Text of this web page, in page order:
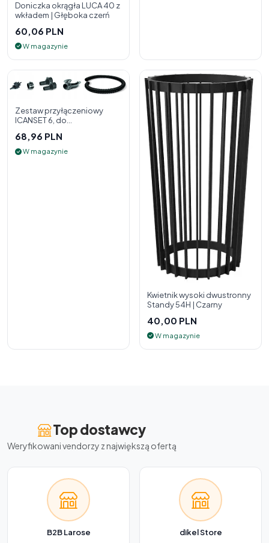
Doniczka okrągła LUCA 40 z
wkładem | Głęboka czerń
60,06 PLN
W magazynie
Zestaw przyłączeniowy
ICANSET 6, do
68,96 PLN
W magazynie
Kwietnik wysoki dwustronny
Standy 54H | Czarny
40,00 PLN
W magazynie
Top dostawcy
Weryfikowani vendorzy z największą ofertą
B2B Larose dikel Store